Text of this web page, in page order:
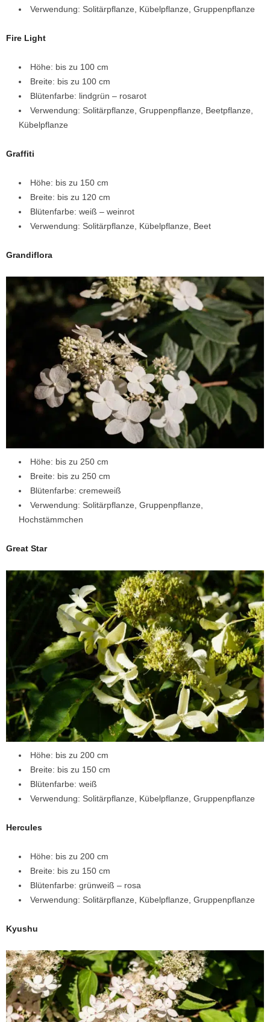
Verwendung: Solitärpflanze, Kübelpflanze, Gruppenpflanze
Fire Light
Höhe: bis zu 100 cm
Breite: bis zu 100 cm
Blütenfarbe: lindgrün – rosarot
Verwendung: Solitärpflanze, Gruppenpflanze, Beetpflanze,
Kübelpflanze
Graffiti
Höhe: bis zu 150 cm
Breite: bis zu 120 cm
Blütenfarbe: weiß – weinrot
Verwendung: Solitärpflanze, Kübelpflanze, Beet
Grandiflora
Höhe: bis zu 250 cm
Breite: bis zu 250 cm
Blütenfarbe: cremeweiß
Verwendung: Solitärpflanze, Gruppenpflanze,
Hochstämmchen
Great Star
Höhe: bis zu 200 cm
Breite: bis zu 150 cm
Blütenfarbe: weiß
Verwendung: Solitärpflanze, Kübelpflanze, Gruppenpflanze
Hercules
Höhe: bis zu 200 cm
Breite: bis zu 150 cm
Blütenfarbe: grünweiß – rosa
Verwendung: Solitärpflanze, Kübelpflanze, Gruppenpflanze
Kyushu